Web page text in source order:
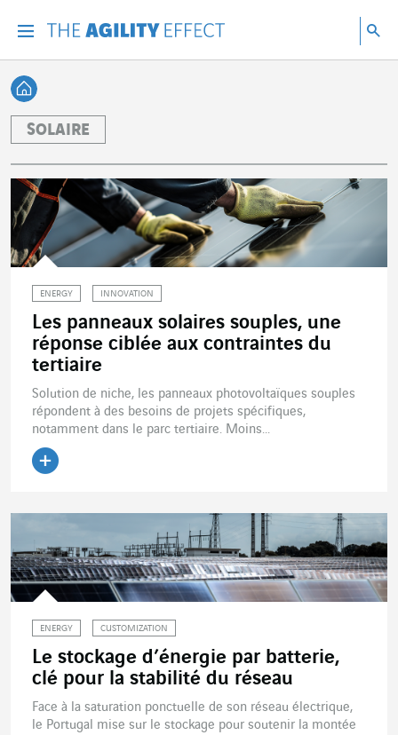
Retour à l'accueil
SOLAIRE
ENERGY INNOVATION
Les panneaux solaires souples, une
réponse ciblée aux contraintes du
tertiaire
Solution de niche, les panneaux photovoltaïques souples
répondent à des besoins de projets spécifiques,
notamment dans le parc tertiaire. Moins...
ENERGY CUSTOMIZATION
Le stockage d’énergie par batterie,
clé pour la stabilité du réseau
Face à la saturation ponctuelle de son réseau électrique,
le Portugal mise sur le stockage pour soutenir la montée